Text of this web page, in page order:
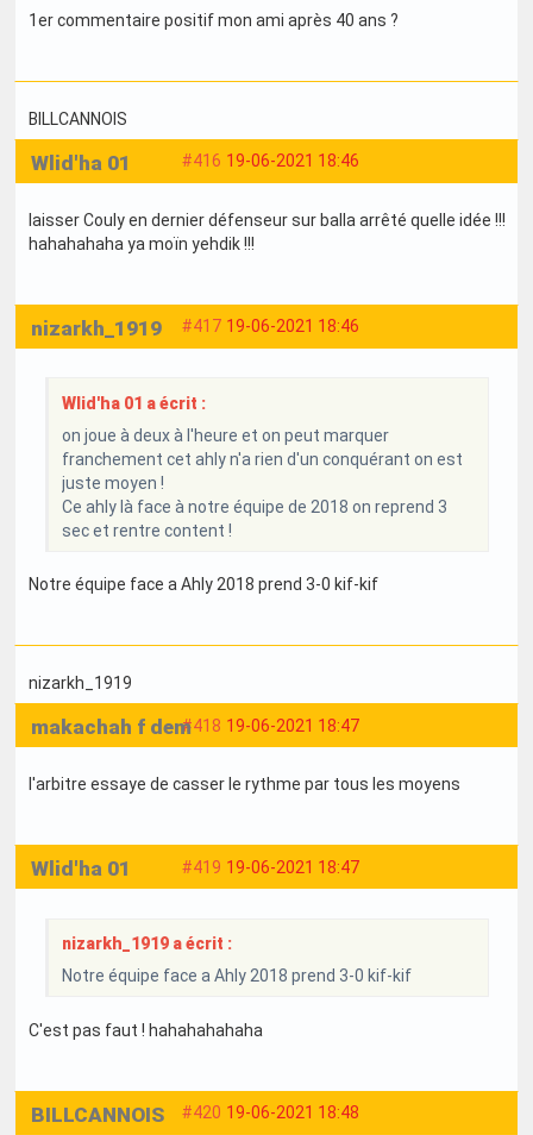
1er commentaire positif mon ami après 40 ans ?
BILLCANNOIS
#416 19-06-2021 18:46
Wlid'ha 01
laisser Couly en dernier défenseur sur balla arrêté quelle idée !!!
hahahahaha ya moïn yehdik !!!
#417 19-06-2021 18:46
nizarkh_1919
Wlid'ha 01 a écrit :
on joue à deux à l'heure et on peut marquer
franchement cet ahly n'a rien d'un conquérant on est
juste moyen !
Ce ahly là face à notre équipe de 2018 on reprend 3
sec et rentre content !
Notre équipe face a Ahly 2018 prend 3-0 kif-kif
nizarkh_1919
#418 19-06-2021 18:47
makachah f dem
l'arbitre essaye de casser le rythme par tous les moyens
#419 19-06-2021 18:47
Wlid'ha 01
nizarkh_1919 a écrit :
Notre équipe face a Ahly 2018 prend 3-0 kif-kif
C'est pas faut ! hahahahahaha
#420 19-06-2021 18:48
BILLCANNOIS